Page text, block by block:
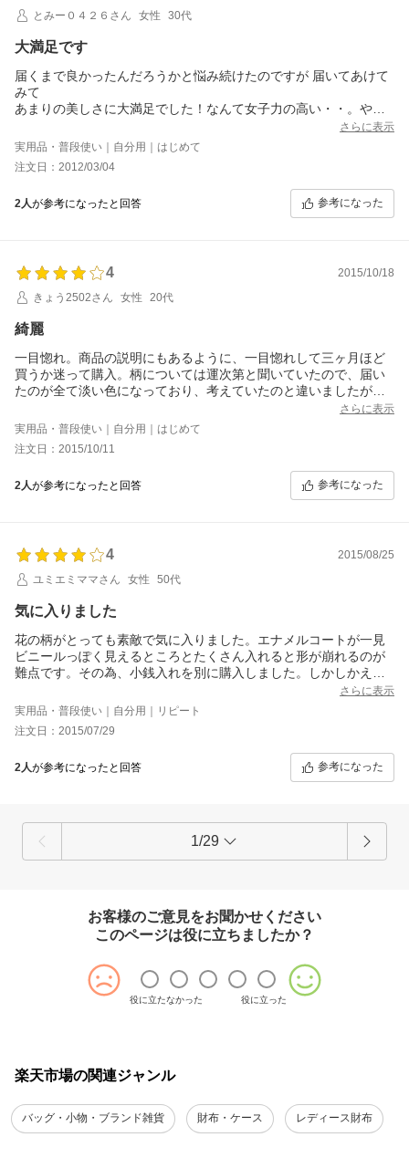
とみー０４２６さん
女性 30代
大満足です
届くまで良かったんだろうかと悩み続けたのですが 届いてあけて
みて
あまりの美しさに大満足でした！なんて女子力の高い・・。やた
お財布を出したくなります。小銭いれ、収納力の無さは判っての
美しく使うべく努力します。星４つのわけは 被さる部分と収納部
分のあわせて縫い合わせたところが すこし弱い感じがして 何かの
拍子に切れてしまいやしないか不安に思えたからです。切れない
さらに表示
実用品・普段使い｜自分用｜はじめて
注文日：2012/03/04
2人が参考になったと回答 参考になった
4
2015/10/18
きょう2502さん
女性 20代
綺麗
一目惚れ。商品の説明にもあるように、一目惚れして三ヶ月ほど
買うか迷って購入。柄については運次第と聞いていたので、届い
たのが全て淡い色になっており、考えていたのと違いましたが、
仕方ないと思います。ただ、やっぱり実物はとても綺麗。柄が少
しくらい違くても、それ以上に綺麗です。
小銭入れは他の方も書かれている通り開けづらく、出しづらい。
小銭を沢山入れる、鍵を財布に入れる人には向かないかも。カー
ド入れも沢山ありますが、留め具がないため沢山入れると膨らん
で格好悪い。いれて5枚までというところでしょうか。
さらに表示
実用品・普段使い｜自分用｜はじめて
注文日：2015/10/11
2人が参考になったと回答 参考になった
4
2015/08/25
ユミエミママさん
女性 50代
気に入りました
花の柄がとっても素敵で気に入りました。エナメルコートが一見
ビニールっぽく見えるところとたくさん入れると形が崩れるのが
難点です。その為、小銭入れを別に購入しました。しかしかえっ
て丁寧に扱うようになりましたし、全体としては満足していま
す。購入して良かったと思っています。
さらに表示
実用品・普段使い｜自分用｜リピート
注文日：2015/07/29
2人が参考になったと回答 参考になった
1/29
お客様のご意見をお聞かせください
このページは役に立ちましたか？
役に立たなかった 役に立った
楽天市場の関連ジャンル
バッグ・小物・ブランド雑貨 財布・ケース レディース財布